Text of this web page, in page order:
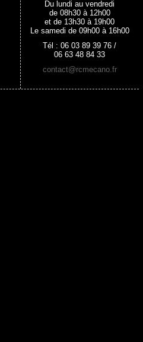
Du lundi au vendredi
de 08h30 à 12h00
et de 13h30 à 19h00
Le samedi de 09h00 à 16h00
Tél : 06 03 89 39 76 /
06 63 48 84 33
contact@rcmecano.fr